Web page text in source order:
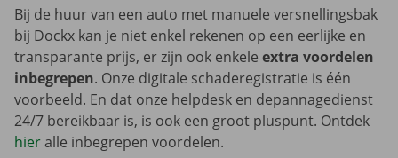
Bij de huur van een auto met manuele versnellingsbak
bij Dockx kan je niet enkel rekenen op een eerlijke en
transparante prijs, er zijn ook enkele extra voordelen
inbegrepen. Onze digitale schaderegistratie is één
voorbeeld. En dat onze helpdesk en depannagedienst
24/7 bereikbaar is, is ook een groot pluspunt. Ontdek
hieralle inbegrepen voordelen.